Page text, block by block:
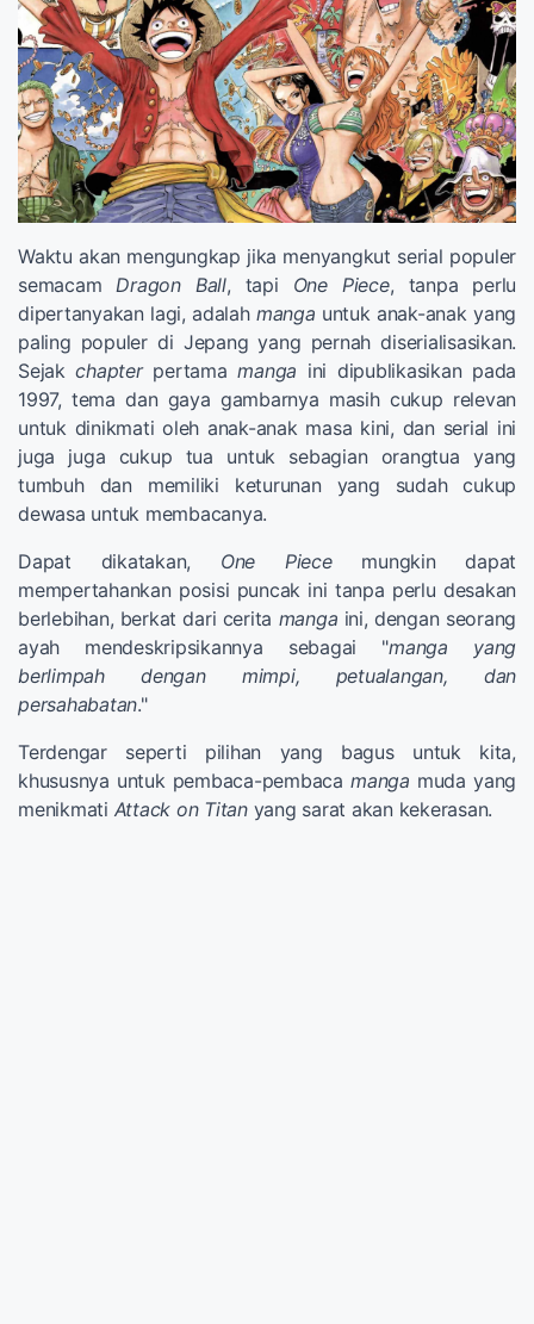
Waktu akan mengungkap jika menyangkut serial populer
semacam Dragon Ball, tapi One Piece, tanpa perlu
dipertanyakan lagi, adalah manga untuk anak-anak yang
paling populer di Jepang yang pernah diserialisasikan.
Sejakchapterpertamamanga ini dipublikasikan pada
1997, tema dan gaya gambarnya masih cukup relevan
untuk dinikmati oleh anak-anak masa kini, dan serial ini
juga juga cukup tua untuk sebagian orangtua yang
tumbuh dan memiliki keturunan yang sudah cukup
dewasa untuk membacanya.
Dapat dikatakan, One Piecemungkin dapat
mempertahankan posisi puncak ini tanpa perlu desakan
berlebihan, berkat dari cerita manga ini, dengan seorang
ayah mendeskripsikannya sebagai "manga yang
berlimpah dengan mimpi, petualangan, dan
persahabatan."
Terdengar seperti pilihan yang bagus untuk kita,
khususnya untuk pembaca-pembaca manga muda yang
menikmati Attack on Titanyang sarat akan kekerasan.